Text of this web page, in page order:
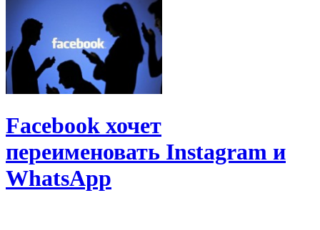
Facebook хочет
переименовать Instagram и
WhatsApp